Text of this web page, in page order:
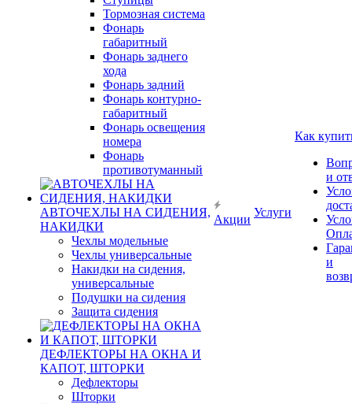
Тормозная система
Фонарь
габаритный
Фонарь заднего
хода
Фонарь задний
Фонарь контурно-
габаритный
Фонарь освещения
номера
Фонарь
противотуманный
АВТОЧЕХЛЫ НА СИДЕНИЯ,
НАКИДКИ
Чехлы модельные
Чехлы универсальные
Накидки на сидения,
универсальные
Подушки на сидения
Защита сидения
ДЕФЛЕКТОРЫ НА ОКНА И
КАПОТ, ШТОРКИ
Дефлекторы
Шторки
Акции
Услуги
Как
и
и